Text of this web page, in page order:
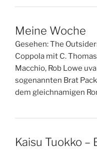
Meine Woche
Gesehen: The
Coppola mit C.
Macchio, Rob Lowe
sogenannten Brat
dem gleichnamigen
Kaisu Tuokko –